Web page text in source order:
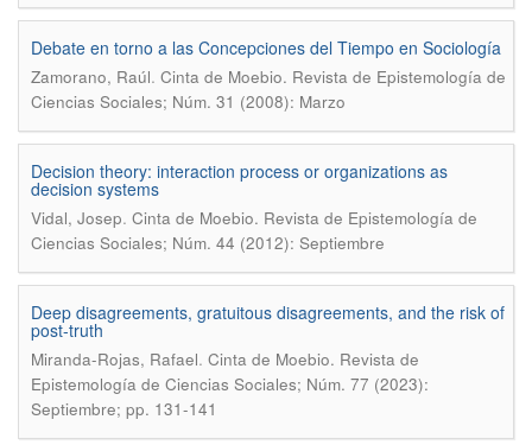
Debate en torno a las Concepciones del Tiempo en Sociología
Zamorano, Raúl. Cinta de Moebio. Revista de Epistemología de
Ciencias Sociales; Núm. 31 (2008): Marzo
Decision theory: interaction process or organizations as
decision systems
Vidal, Josep. Cinta de Moebio. Revista de Epistemología de
Ciencias Sociales; Núm. 44 (2012): Septiembre
Deep disagreements, gratuitous disagreements, and the risk of
post-truth
Miranda-Rojas, Rafael. Cinta de Moebio. Revista de
Epistemología de Ciencias Sociales; Núm. 77 (2023):
Septiembre; pp. 131-141